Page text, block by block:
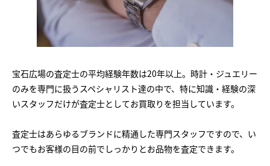
宝石広場の査定士の平均経験年数は20年以上。時計・ジュエリー
のみを専門に扱うスペシャリスト達の中で、特に知識・経験の深
いスタッフだけが査定士としてお買取りを担当しています。
査定士はあらゆるブランドに精通した専門スタッフですので、い
つでもお客様の目の前でしっかりとお品物を査定できます。